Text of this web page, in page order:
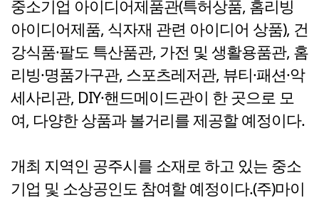
중소기업 아이디어제품관(특허상품, 홈리빙
아이디어제품, 식자재 관련 아이디어 상품), 건
강식품·팔도 특산품관, 가전 및 생활용품관, 홈
리빙·명품가구관, 스포츠레저관, 뷰티·패션·악
세사리관, DIY·핸드메이드관이 한 곳으로 모
여, 다양한 상품과 볼거리를 제공할 예정이다.
개최 지역인 공주시를 소재로 하고 있는 중소
기업 및 소상공인도 참여할 예정이다.(주)마이